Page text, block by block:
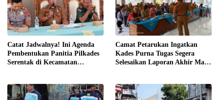
Catat Jadwalnya! Ini Agenda
Pembentukan Panitia Pilkades
Serentak di Kecamatan
Camat Petarukan Ingatkan
Kades Purna Tugas Segera
Selesaikan Laporan Akhir Masa